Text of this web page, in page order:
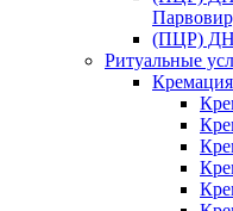
(ПЦР)
Ритуальные